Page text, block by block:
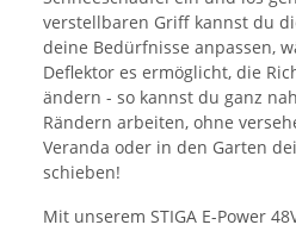
verstellbaren Griff kannst du
deine Bedürfnisse anpassen,
Deflektor es ermöglicht, die
ändern - so kannst du ganz
Rändern arbeiten, ohne
Veranda oder in den Garten
schieben!
Mit unserem STIGA E-Power